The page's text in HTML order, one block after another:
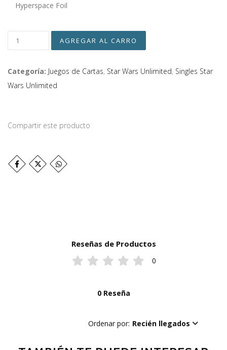
Hyperspace Foil
Categoría: Juegos de Cartas, Star Wars Unlimited, Singles Star
Wars Unlimited
Compartir este producto
Reseñas de Productos
0
0 Reseña
Ordenar por: Recién llegados